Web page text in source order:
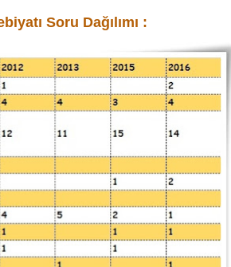
Soru Dağılımı :